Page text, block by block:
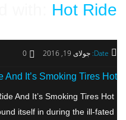
with:Hot Ride
Date: جولای 19, 2016 0
And It’s Smoking Tires Hot
And It’s Smoking Tires Hot
itself in during the ill-fated